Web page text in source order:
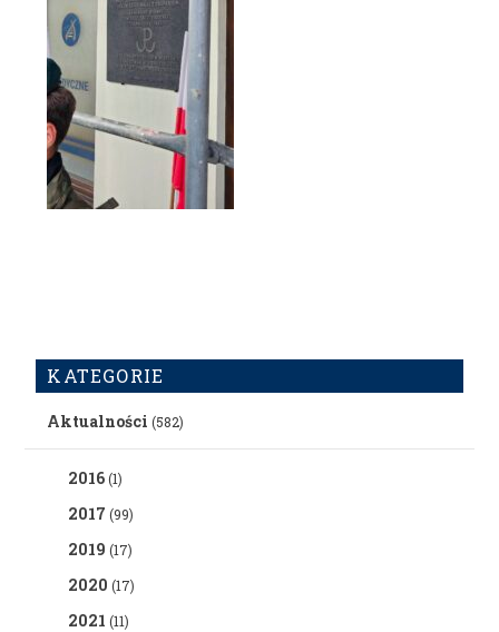
KATEGORIE
Aktualności (582)
2016(1)
2017 (99)
2019 (17)
2020 (17)
2021 (11)